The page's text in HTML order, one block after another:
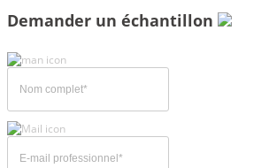
Demander un échantillon